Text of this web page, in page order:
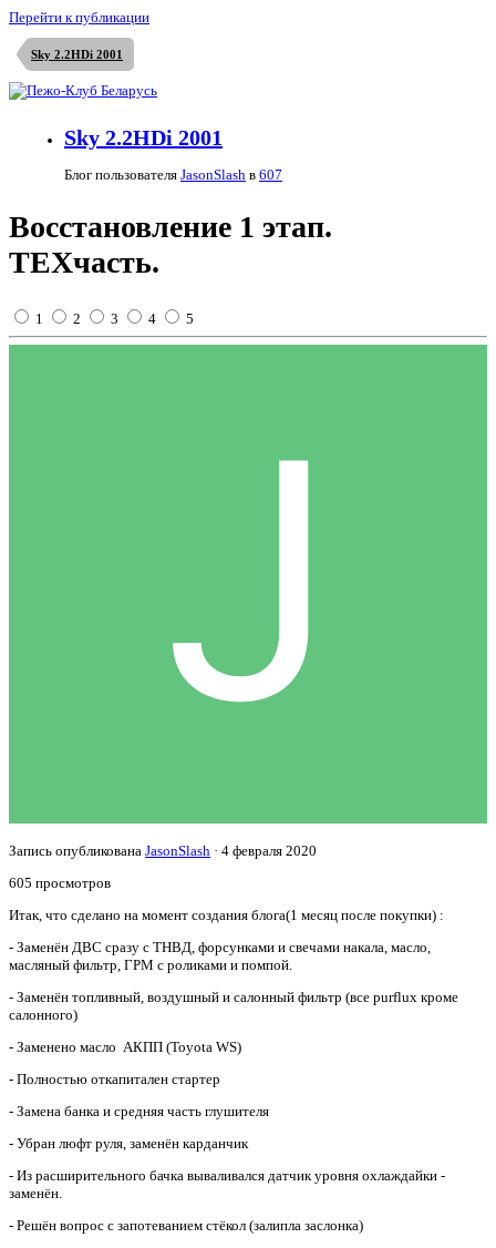
Перейти к публикации
Sky 2.2HDi 2001
Sky 2.2HDi 2001
Блог пользователя JasonSlash в 607
Восстановление 1 этап.
ТЕХчасть.
1 2 3 4 5
Запись опубликована JasonSlash · 4 февраля 2020
605 просмотров
Итак, что сделано на момент создания блога(1 месяц после покупки) :
- Заменён ДВС сразу с ТНВД, форсунками и свечами накала, масло,
масляный фильтр, ГРМ с роликами и помпой.
- Заменён топливный, воздушный и салонный фильтр (все purflux кроме
салонного)
- Заменено масло АКПП (Toyota WS)
- Полностью откапитален стартер
- Замена банка и средняя часть глушителя
- Убран люфт руля, заменён карданчик
- Из расширительного бачка вываливался датчик уровня охлаждайки -
заменён.
- Решён вопрос с запотеванием стёкол (залипла заслонка)